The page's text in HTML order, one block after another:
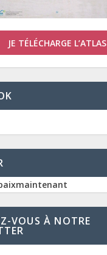
JE TÉLÉCHARGE L’ATLAS
VOUS À NOTRE